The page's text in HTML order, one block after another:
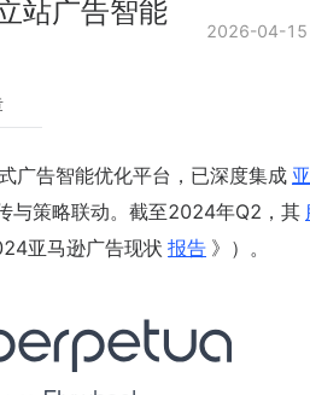
站广告智能
2026-04-15
广告智能优化平台，已深度集成
与策略联动。截至2024年Q2，其
亚马逊广告现状 报告 》）。